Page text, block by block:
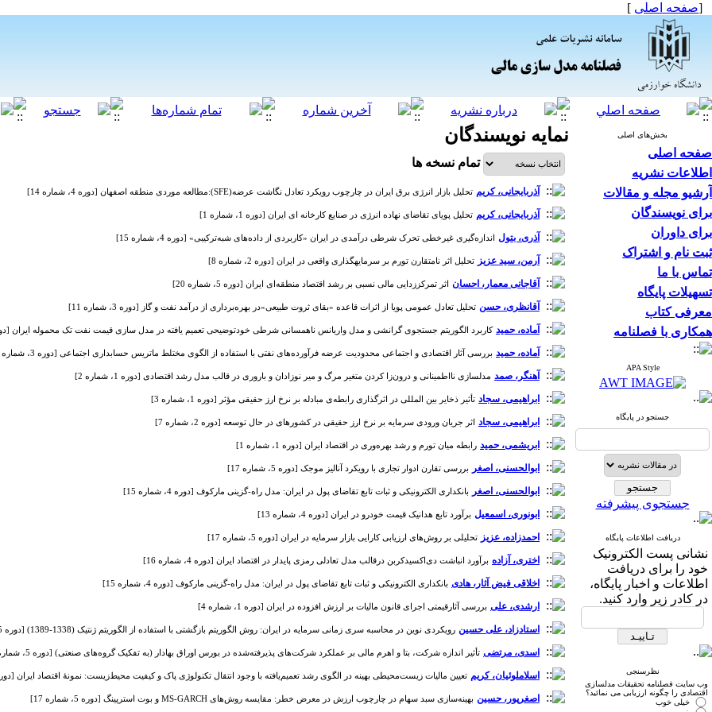
[صفحه اصلی ]
بخش‌های اصلی
صفحه اصلی
اطلاعات نشریه
آرشیو مجله و مقالات
برای نویسندگان
برای داوران
ثبت نام و اشتراک
تماس با ما
تسهیلات پایگاه
معرفی کتاب
همکاری با فصلنامه
APA Style
جستجو در پایگاه
جستجوی پیشرفته
دریافت اطلاعات پایگاه
نشانی پست الکترونیک
خود را برای دریافت
اطلاعات و اخبار پایگاه،
در کادر زیر وارد کنید.
نظرسنجی
وب سایت فصلنامه تحقیقات مدلسازی
اقتصادی را چگونه ارزیابی می نمائید؟
خیلی خوب
نمایه نویسندگان
تمام نسخه ها
آذربایجانی، کریم تحلیل بازار انرژی برق ایران در چارچوب رویکرد تعادل نگاشت عرضه(SFE):مطالعه موردی منطقه اصفهان [دوره 4، شماره 14]
آذربایجانی، کریم تحلیل پویای تقاضای نهاده انرژی در صنایع کارخانه ای ایران [دوره 1، شماره 1]
آذری، بتول اندازه‌گیری غیرخطی تحرک شرطی درآمدی در ایران «کاربردی از داده‌های شبه‌ترکیبی» [دوره 4، شماره 15]
آرمن، سید عزیز تحلیل اثر نامتقارن تورم بر سرمایه‏گذاری واقعی در ایران [دوره 2، شماره 8]
آقاجانی معمار، احسان اثر تمرکززدایی مالی نسبی بر رشد اقتصاد منطقه‌ای ایران [دوره 5، شماره 20]
آقانظری، حسن تحلیل تعادل عمومی پویا از اثرات قاعده «بقای ثروت طبیعی»در بهره‌برداری از درآمد نفت و گاز [دوره 3، شماره 11]
آماده، حمید کاربرد الگوریتم جستجوی گرانشی و مدل واریانس ناهمسانی شرطی خودتوضیحی تعمیم یافته در مدل سازی قیمت نفت تک محموله ایران [دوره 4،
آماده، حمید بررسی آثار اقتصادی و اجتماعی محدودیت عرضه فرآورده‌های نفتی با استفاده از الگوی مختلط ماتریس حسابداری اجتماعی [دوره 3، شماره 10]
آهنگر، صمد مدلسازی نااطمینانی و درون‌زا کردن متغیر مرگ و میر نوزادان و باروری در قالب مدل رشد اقتصادی [دوره 1، شماره 2]
ابراهیمی، سجاد تأثیر ذخایر بین المللی در اثرگذاری رابطه‌ی مبادله بر نرخ ارز حقیقی مؤثر [دوره 1، شماره 3]
ابراهیمی، سجاد اثر جریان ورودی سرمایه بر نرخ ارز حقیقی در کشورهای در حال توسعه [دوره 2، شماره 7]
ابریشمی، حمید رابطه میان تورم و رشد بهره‌وری در اقتصاد ایران [دوره 1، شماره 1]
ابوالحسنی، اصغر بررسی تقارن ادوار تجاری با رویکرد آنالیز موجک [دوره 5، شماره 17]
ابوالحسنی، اصغر بانکداری الکترونیکی و ثبات تابع تقاضای پول در ایران: مدل راه-گزینی مارکوف [دوره 4، شماره 15]
ابونوری، اسمعیل برآورد تابع هدانیک قیمت خودرو در ایران [دوره 4، شماره 13]
احمدزاده، عزیز تحلیلی بر روش‌های ارزیابی کارایی بازار سرمایه در ایران [دوره 5، شماره 17]
اختری، آزاده برآورد انباشت دی‌اکسید‌‌کربن درقالب مدل تعادلی رمزی پایدار در اقتصاد ایران [دوره 4، شماره 16]
اخلاقی فیض آثار، هادی بانکداری الکترونیکی و ثبات تابع تقاضای پول در ایران: مدل راه-گزینی مارکوف [دوره 4، شماره 15]
ارشدی، علی بررسی آثارقیمتی اجرای قانون مالیات بر ارزش افزوده در ایران [دوره 1، شماره 4]
استادزاد، علی حسین رویکردی نوین در محاسبه سری زمانی سرمایه در ایران: روش الگوریتم بازگشتی با استفاده از الگوریتم ژنتیک (1338-1389) [دوره 5، شماره 18]
اسدی، مرتضی تأثیر اندازه شرکت، بتا و اهرم مالی بر عملکرد شرکت‌های پذیرفته‌شده در بورس اوراق بهادار (به تفکیک گروه‌های صنعتی) [دوره 5، شماره 19]
اسلاملوئیان، کریم تعیین مالیات زیست‌محیطی بهینه در الگوی رشد تعمیم‌یافته با وجود انتقال تکنولوژی پاک و کیفیت محیط‌زیست: نمونۀ اقتصاد ایران [دوره 2،
اصغرپور، حسین بهینه‌سازی سبد سهام در چارچوب ارزش در معرض خطر: مقایسه روش‌های MS-GARCH و بوت استرپینگ [دوره 5، شماره 17]